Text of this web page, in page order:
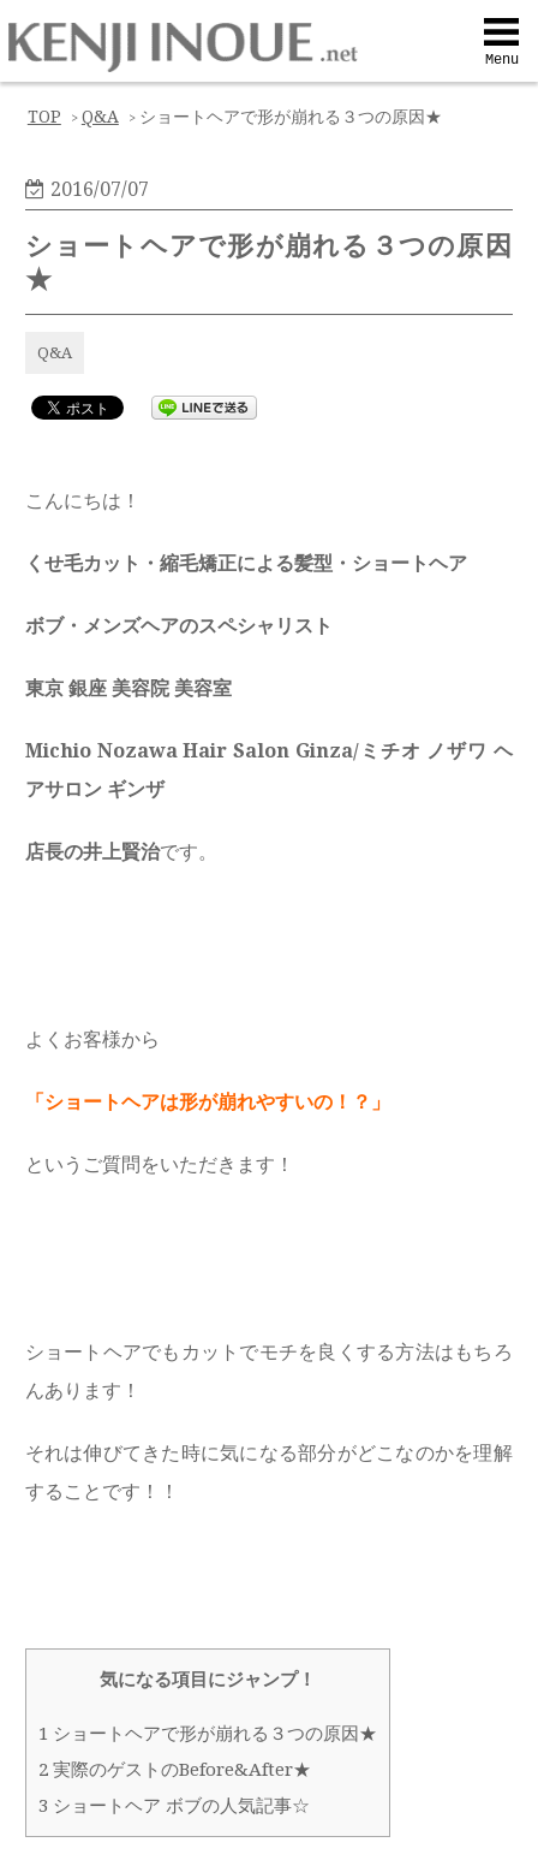
Menu
Q&A
Menu
喜びの声
TOP > Q&A > ショートヘアで形が崩れる３つの原因★
2016/07/07
ショートヘアで形が崩れる３つの原因
★
Q&A
こんにちは！
くせ毛カット・縮毛矯正による髪型・ショートヘア
ボブ・メンズヘアのスペシャリスト
東京 銀座 美容院 美容室
Michio Nozawa Hair Salon Ginza/ミチオ ノザワ ヘ
アサロン ギンザ
店長の井上賢治です。
よくお客様から
「ショートヘアは形が崩れやすいの！？」
というご質問をいただきます！
ショートヘアでもカットでモチを良くする方法はもちろ
んあります！
それは伸びてきた時に気になる部分がどこなのかを理解
することです！！
気になる項目にジャンプ！
1 ショートヘアで形が崩れる３つの原因★
2実際のゲストのBefore&After★
3 ショートヘア ボブの人気記事☆